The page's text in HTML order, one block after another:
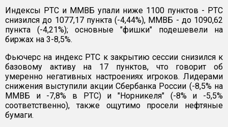
Индексы РТС и ММВБ упали ниже 1100 пунктов - РТС
снизился до 1077,17 пункта (-4,44%), ММВБ - до 1090,62
пункта (-4,21%); основные "фишки" подешевели на
биржах на 3-8,5%.
Фьючерс на индекс РТС к закрытию сессии снизился к
базовому активу на 17 пунктов, что говорит об
умеренно негативных настроениях игроков. Лидерами
снижения выступили акции Сбербанка России (-8,5% на
ММВБ и -7,8% в РТС) и "Норникеля" (-8% и -5,5%
соответственно), также ощутимо просели нефтяные
бумаги.